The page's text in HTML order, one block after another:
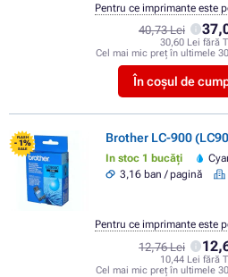
40,73 Lei
30,60 Lei fără
Cel mai mic preț în ultimele
În coșul de
Pentru ce imprimante este
FLASH
- 1%
SALE
Brother LC-900
In stoc 1 bucăți
3,16 ban / pagină
12,76 Lei
10,44 Lei fără
Cel mai mic preț în ultimele
Pentru ce imprimante este